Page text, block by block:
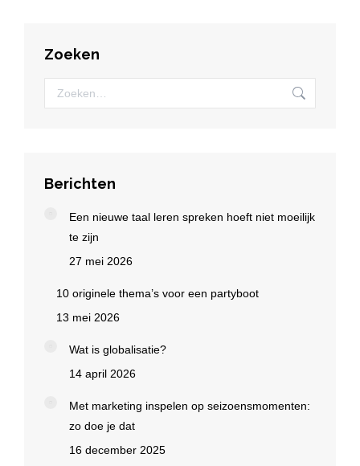
Zoeken
Zoeken:
Berichten
Een nieuwe taal leren spreken hoeft niet moeilijk
te zijn
27 mei 2026
10 originele thema’s voor een partyboot
13 mei 2026
Wat is globalisatie?
14 april 2026
Met marketing inspelen op seizoensmomenten:
zo doe je dat
16 december 2025